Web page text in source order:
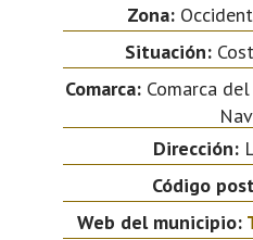
Zona:
Situación:
Comarca:Comarca
Dirección:
Código
Web del municipio: